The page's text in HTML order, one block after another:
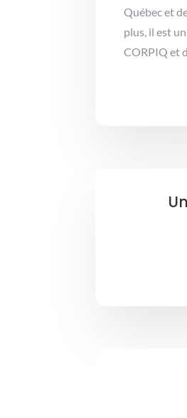
Québec et
plus, il est
CORPIQ et